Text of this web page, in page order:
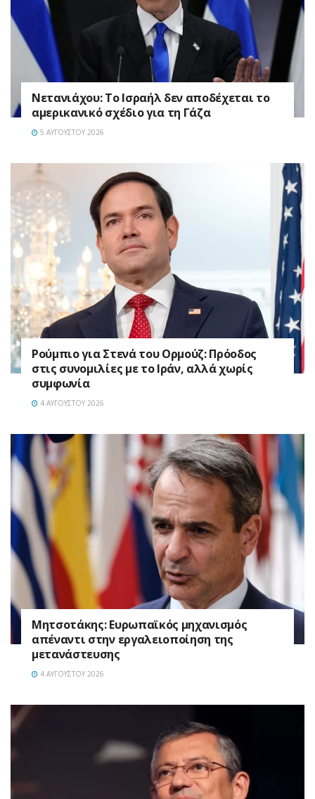
Νετανιάχου: Το Ισραήλ δεν αποδέχεται το
αμερικανικό σχέδιο για τη Γάζα
5 ΑΥΓΟΎΣΤΟΥ 2026
Ρούμπιο για Στενά του Ορμούζ: Πρόοδος
στις συνομιλίες με το Ιράν, αλλά χωρίς
συμφωνία
4 ΑΥΓΟΎΣΤΟΥ 2026
Μητσοτάκης: Ευρωπαϊκός μηχανισμός
απέναντι στην εργαλειοποίηση της
μετανάστευσης
4 ΑΥΓΟΎΣΤΟΥ 2026